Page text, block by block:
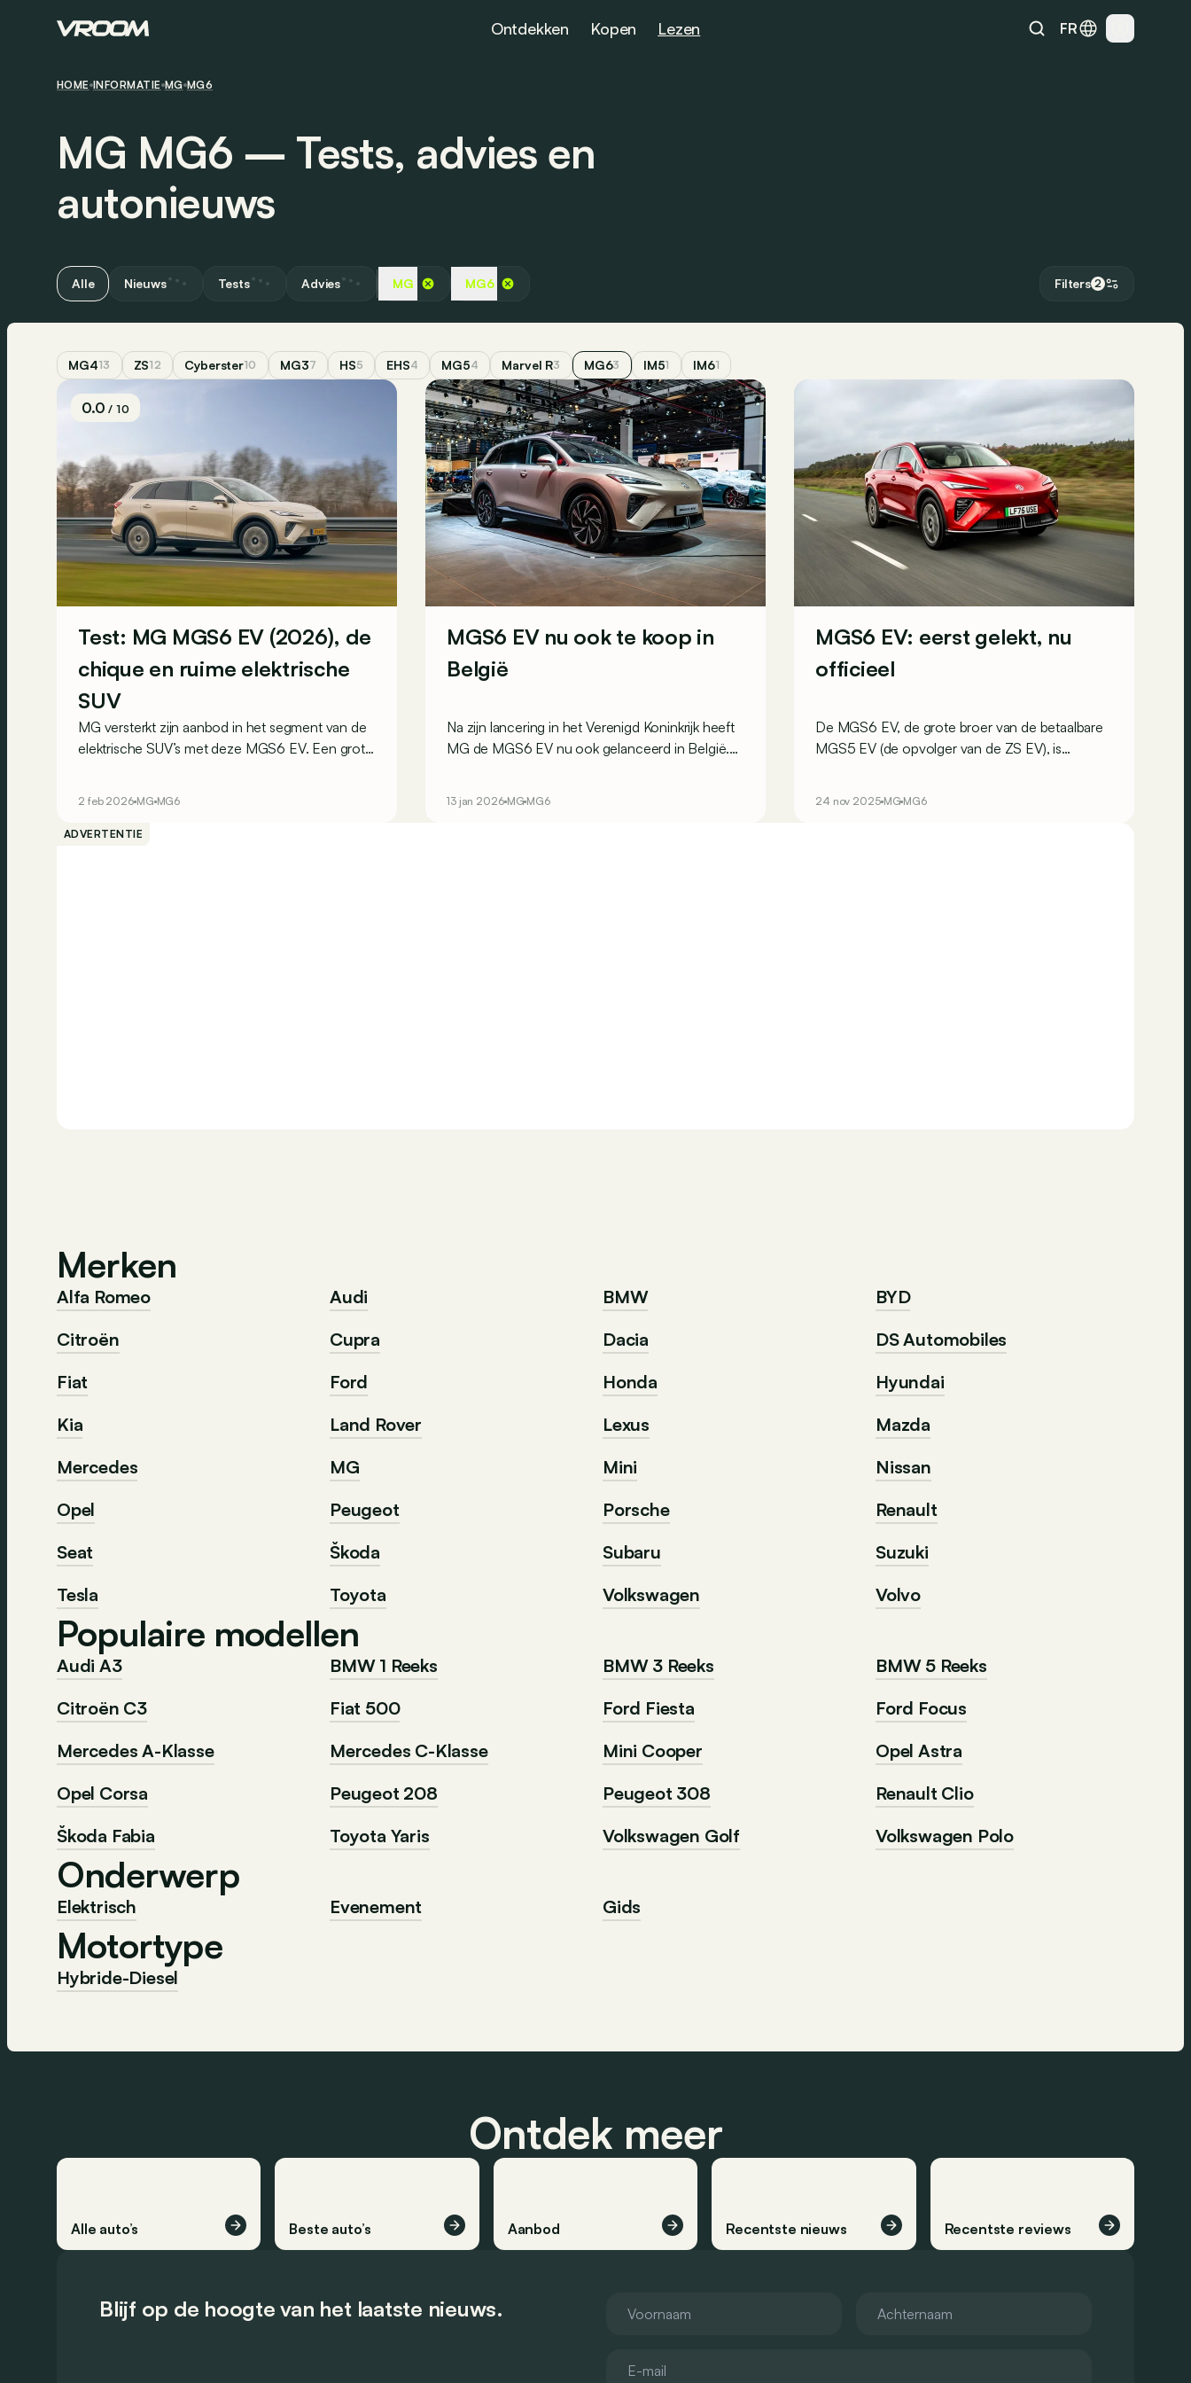
Ontdekken Kopen Lezen FR
HOME INFORMATIE MG MG6
MG MG6 ― Tests, advies en
autonieuws
Alle Nieuws Tests Advies MG MG6 Filters 2
MG413 ZS12 Cyberster10 MG37 HS5 EHS4 MG54 Marvel R3 MG63 IM51 IM61
0.0/ 10
Test: MG MGS6 EV (2026), de
chique en ruime elektrische
SUV
MG versterkt zijn aanbod in het segment van de
elektrische SUV’s met deze MGS6 EV. Een grote
2 feb 2026 MG MG6
MGS6 EV nu ook te koop in
België
Na zijn lancering in het Verenigd Koninkrijk heeft
MG de MGS6 EV nu ook gelanceerd in België.
andere nieuwkomers in het vizier.
13 jan 2026 MG MG6
MGS6 EV: eerst gelekt, nu
officieel
De MGS6 EV, de grote broer van de betaalbare
MGS5 EV (de opvolger van de ZS EV), is
24 nov 2025 MG MG6
ADVERTENTIE
Merken
Alfa Romeo Audi BMW
BYD
Citroën
Cupra Dacia
DS Automobiles
Fiat
Ford Honda
Hyundai
Kia
Land Rover Lexus
Mazda
Mercedes
MG Mini
Nissan
Opel
Peugeot Porsche
Renault
Seat
Škoda Subaru
Suzuki
Tesla
Toyota Volkswagen Volvo
Populaire modellen
Audi A3 BMW 1 Reeks BMW 3 Reeks
BMW 5 Reeks
Citroën C3
Fiat 500 Ford Fiesta
Ford Focus
Mercedes A-Klasse
Mercedes C-Klasse Mini Cooper
Opel Astra
Opel Corsa
Peugeot 208 Peugeot 308
Renault Clio
Škoda Fabia
Toyota Yaris Volkswagen Golf Volkswagen Polo
Onderwerp
Elektrisch Evenement Gids
Motortype
Hybride-Diesel
Ontdek meer
Alle auto’s Beste auto’s Aanbod Recentste nieuws Recentste reviews
Blijf op de hoogte van het laatste nieuws.